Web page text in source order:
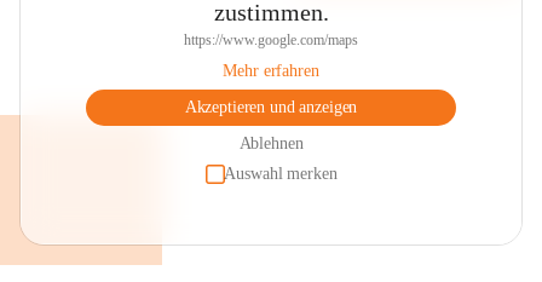
zustimmen.
https://www.google.com/maps
Mehr erfahren
Akzeptieren und anzeigen
Ablehnen
Auswahl merken